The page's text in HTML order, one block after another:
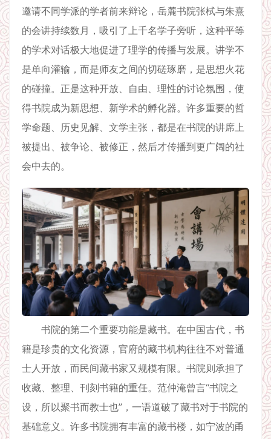
邀请不同学派的学者前来辩论，岳麓书院张栻与朱熹
的会讲持续数月，吸引了上千名学子旁听，这种平等
的学术对话极大地促进了理学的传播与发展。讲学不
是单向灌输，而是师友之间的切磋琢磨，是思想火花
的碰撞。正是这种开放、自由、理性的讨论氛围，使
得书院成为新思想、新学术的孵化器。许多重要的哲
学命题、历史见解、文学主张，都是在书院的讲席上
被提出、被争论、被修正，然后才传播到更广阔的社
会中去的。
书院的第二个重要功能是藏书。在中国古代，书
籍是珍贵的文化资源，官府的藏书机构往往不对普通
士人开放，而民间藏书家又规模有限。书院则承担了
收藏、整理、刊刻书籍的重任。范仲淹曾言“书院之
设，所以聚书而教士也”，一语道破了藏书对于书院的
基础意义。许多书院拥有丰富的藏书楼，如宁波的甬